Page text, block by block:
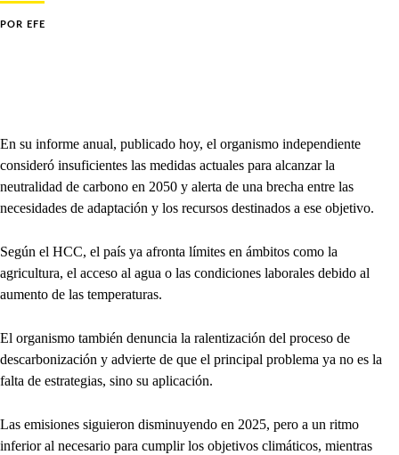
POR EFE
En su informe anual, publicado hoy, el organismo independiente
consideró insuficientes las medidas actuales para alcanzar la
neutralidad de carbono en 2050 y alerta de una brecha entre las
necesidades de adaptación y los recursos destinados a ese objetivo.
Según el HCC, el país ya afronta límites en ámbitos como la
agricultura, el acceso al agua o las condiciones laborales debido al
aumento de las temperaturas.
El organismo también denuncia la ralentización del proceso de
descarbonización y advierte de que el principal problema ya no es la
falta de estrategias, sino su aplicación.
Las emisiones siguieron disminuyendo en 2025, pero a un ritmo
inferior al necesario para cumplir los objetivos climáticos, mientras